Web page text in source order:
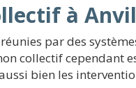
à
par des
collectif cependant
bien les